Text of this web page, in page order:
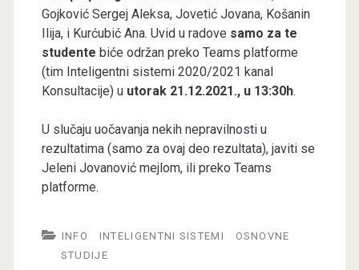
Gojković Sergej Aleksa, Jovetić Jovana, Košanin
Ilija, i Kurćubić Ana. Uvid u radove samo za te
studente biće održan preko Teams platforme
(tim Inteligentni sistemi 2020/2021 kanal
Konsultacije) u utorak 21.12.2021., u 13:30h.
U slučaju uočavanja nekih nepravilnosti u
rezultatima (samo za ovaj deo rezultata), javiti se
Jeleni Jovanović mejlom, ili preko Teams
platforme.
INFO INTELIGENTNI SISTEMI
OSNOVNE
STUDIJE